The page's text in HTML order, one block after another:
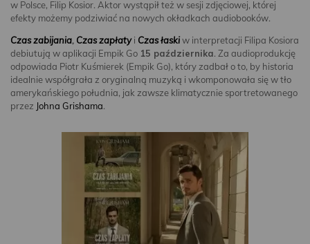
w Polsce, Filip Kosior. Aktor wystąpił też w sesji zdjęciowej, której
efekty możemy podziwiać na nowych okładkach audiobooków.
Czas zabijania, Czas zapłatyi Czas łaskiw interpretacji Filipa Kosiora
debiutują w aplikacji Empik Go 15 paź­dziernika. Za audioprodukcję
odpowiada Piotr Kuśmierek (Empik Go), który zadbał o to, by historia
idealnie współgrała z oryginalną muzyką i wkomponowała się w tło
amerykańskiego południa, jak zawsze klimatycznie sportretowanego
przez Johna Grishama.